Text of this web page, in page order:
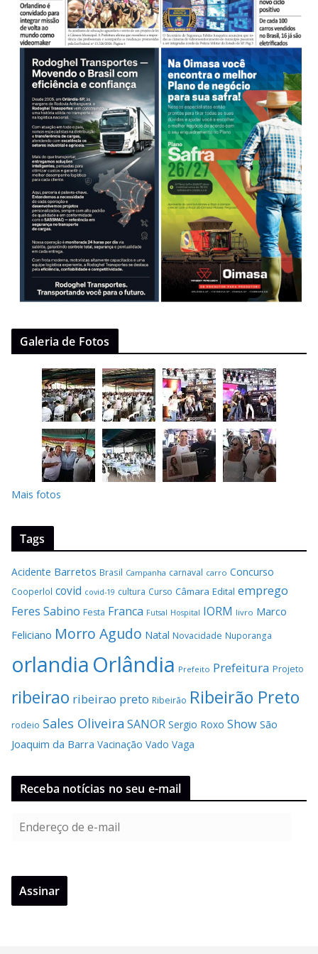
Galeria de Fotos
Mais fotos
Tags
Acidente Barretos Brasil Campanha carnaval carro Concurso
Cooperlol covid covid-19 cultura Curso Câmara Edital emprego
Feres Sabino Festa Franca Futsal Hospital IORM livro Marco
Feliciano Morro Agudo Natal Novacidade Nuporanga
orlandia Orlândia Prefeito Prefeitura Projeto
ribeirao ribeirao preto Ribeirão Ribeirão Preto
rodeio Sales Oliveira SANOR Sergio Roxo Show São
Joaquim da Barra Vacinação Vado Vaga
Receba notícias no seu e-mail
e
e
Assinar